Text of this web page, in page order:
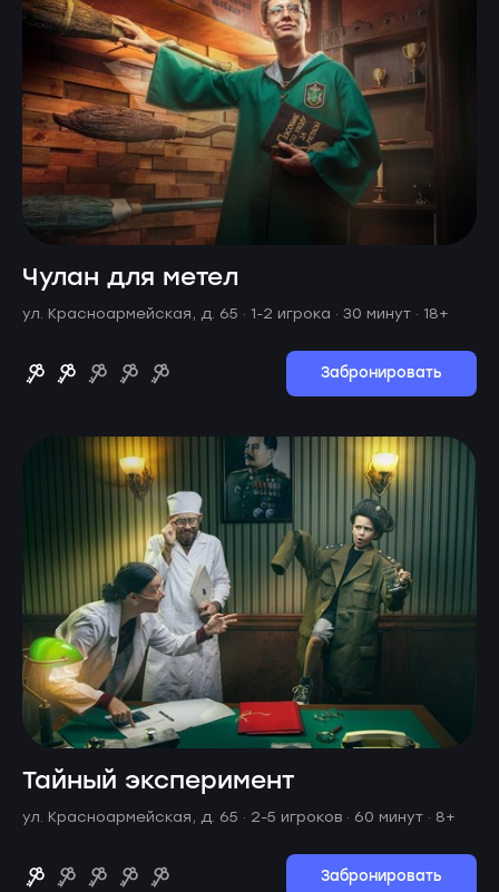
Чулан для метел
ул. Красноармейская, д. 65 · 1-2 игрока · 30 минут · 18+
Забронировать
Тайный эксперимент
ул. Красноармейская, д. 65 · 2-5 игроков · 60 минут · 8+
Забронировать